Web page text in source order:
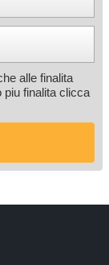
alle finalita
piu finalita clicca